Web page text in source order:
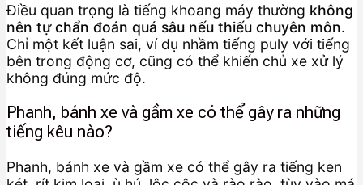
Điều quan trọng là tiếng khoang máy thường không
nên tự chẩn đoán quá sâu nếu thiếu chuyên môn.
Chỉ một kết luận sai, ví dụ nhầm tiếng puly với tiếng
bên trong động cơ, cũng có thể khiến chủ xe xử lý
không đúng mức độ.
Phanh, bánh xe và gầm xe có thể gây ra những
tiếng kêu nào?
Phanh, bánh xe và gầm xe có thể gây ra tiếng ken